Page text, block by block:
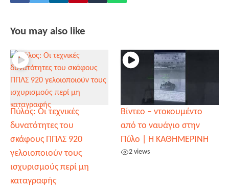
You may also like
Πύλος: Οι τεχνικές
δυνατότητες του
σκάφους ΠΠΛΣ 920
γελοιοποιούν τους
ισχυρισμούς περί μη
καταγραφής
Βίντεο – ντοκουμέντο
από το ναυάγιο στην
Πύλο | Η ΚΑΘΗΜΕΡΙΝΗ
2 views